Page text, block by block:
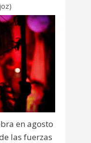
en agosto
las fuerzas